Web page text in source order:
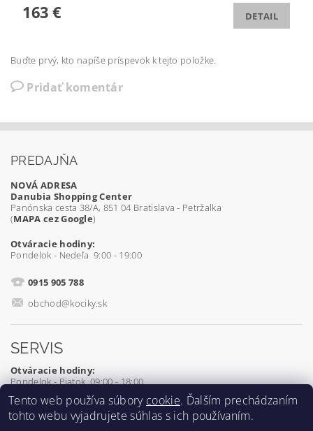
163 € DETAIL
Buďte prvý, kto napíše príspevok k tejto položke.
Pridať komentár
PREDAJŇA
NOVÁ ADRESA
Danubia Shopping Center
Panónska cesta 38/A, 851 04 Bratislava - Petržalka
(MAPA cez Google)
Otváracie hodiny:
Pondelok - Nedeľa 9:00 - 19:00
0915 905 788
obchod@kociky.sk
SERVIS
Otváracie hodiny:
Pondelok - Piatok 09:00 - 18:00
0905 539 927
Tento web používa súbory cookie. Ďalším prechádzaním
tohto webu vyjadrujete súhlas s ich používaním.